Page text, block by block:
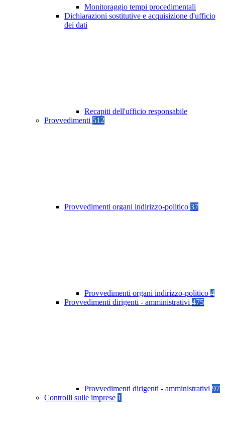
Monitoraggio tempi procedimentali
Dichiarazioni sostitutive e acquisizione d'ufficio
dei dati
Recapiti dell'ufficio responsabile
Provvedimenti 512
Provvedimenti organi indirizzo-politico 37
Provvedimenti organi indirizzo-politico 4
Provvedimenti dirigenti - amministrativi 475
Provvedimenti dirigenti - amministrativi 97
Controlli sulle imprese 1